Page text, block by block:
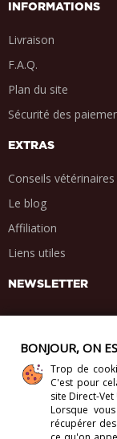
INFORMATIONS
Livraison
F.A.Q.
Plan du site
Sécurité des
EXTRAS
Conseils vétérinaires
Le blog
Affiliation
Liens utiles
NEWSLETTER
PARTAGE SOCIAL
. .
BONJOUR, ON
Trop de
C'est pour
site Direct-Vet !
Lorsque
récupérer